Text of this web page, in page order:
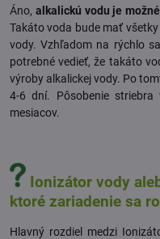
Áno, alkalickú vodu je
Takáto voda bude mať
vody. Vzhľadom na rýchlo
potrebné vedieť, že takáto
výroby alkalickej vody. Po
4-6 dní. Pôsobenie
mesiacov.
Ionizátor vody
ktoré zariadenie sa
Hlavný rozdiel medzi